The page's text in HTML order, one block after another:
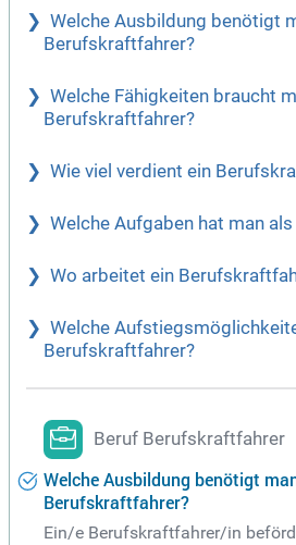
Welche Ausbildung benötigt
Berufskraftfahrer?
Welche Fähigkeiten braucht
Berufskraftfahrer?
Wie viel verdient ein
Welche Aufgaben hat man
Wo arbeitet ein
Welche
Berufskraftfahrer?
Beruf Berufskraftfahrer
Welche Ausbildung benötigt
Berufskraftfahrer?
Ein/e Berufskraftfahrer/in